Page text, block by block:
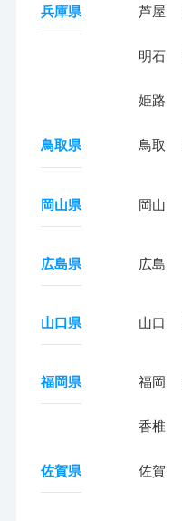
兵庫県 芦屋
明石
姫路
鳥取県 鳥取
岡山県 岡山
広島県 広島
山口県 山口
福岡県 福岡
香椎
佐賀県 佐賀